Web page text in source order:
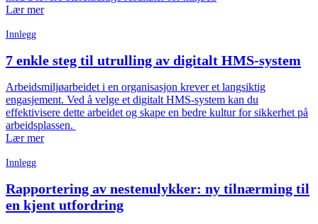
Lær mer
Innlegg
7 enkle steg til utrulling av digitalt HMS-system
Arbeidsmiljøarbeidet i en organisasjon krever et langsiktig
engasjement. Ved å velge et digitalt HMS-system kan du
effektivisere dette arbeidet og skape en bedre kultur for sikkerhet på
arbeidsplassen.
Lær mer
Innlegg
Rapportering av nestenulykker: ny tilnærming til
en kjent utfordring